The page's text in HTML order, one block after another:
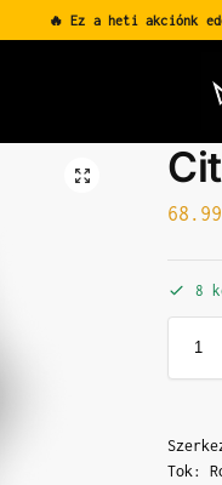
🔥 Ez a heti akciónk
8
Tok: